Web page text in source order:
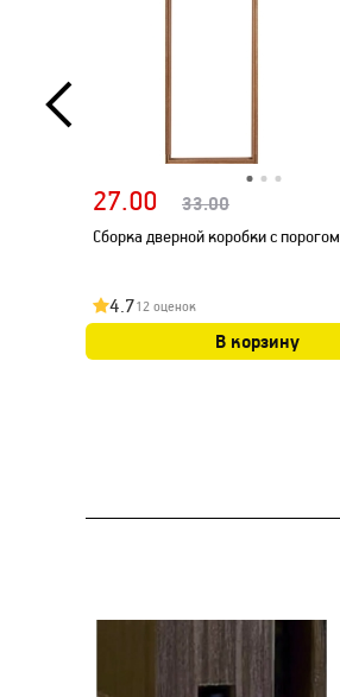
27.00 33.00
Сборка дверной коробки с порогом
4.712 оценок
В корзину